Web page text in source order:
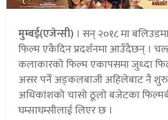
मुम्बई(एजेन्सी) । सन् २०१८ मा
फिल्म एकैदिन प्रदर्शनमा आउँदैछन् ।
कलाकारको फिल्म एकापसमा जुध्दा
असर पर्ने अड्कलबाजी अहिलेबाट नै
अधिकांशको चासो ठूलो बजेटका
घम्साघम्सीलाई लिएर छ ।